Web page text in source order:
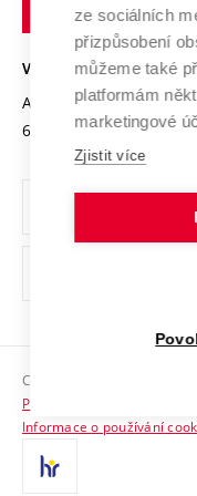
Open Science
Projekty
Projekty ze
Specifický výzkum
Mezinárodní dohody
Univerzitní sítě
Bezpečná univerzita
Vyznamenání
Organizační struktura
Ochrana osobních
Sociální bezpečí
HR Award
Kontakty
VYSOKÉ UČENÍ
Antonínská 548/1
602 00 Brno
Copyright © 2026 VUT
Prohlášení o přístupnosti
Informace o používání
ze sociálních
přizpůsobení
můžeme také
platformám
marketingové
Zjistit více